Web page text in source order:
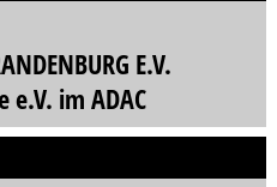
E.V.
e.V. im ADAC